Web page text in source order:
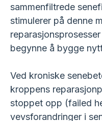
sammenfiltrede
stimulerer på denne
begynne å bygge
Ved kroniske
kroppens
stoppet opp (failed
vevsforandringer i